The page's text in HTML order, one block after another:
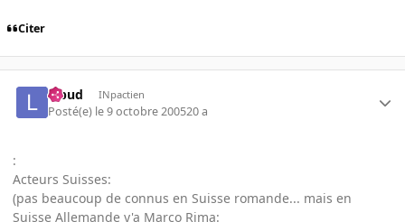
Citer
lebud INpactien
Posté(e) le 9 octobre 200520 a
:
Acteurs Suisses:
(pas beaucoup de connus en Suisse romande... mais en
Suisse Allemande y'a Marco Rima: